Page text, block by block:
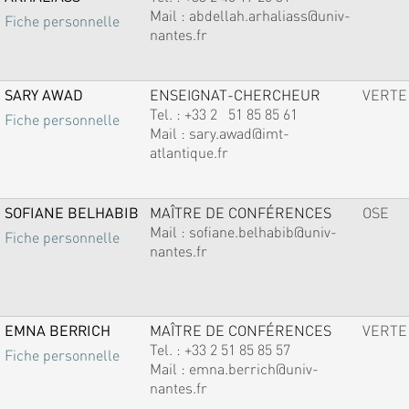
Fiche personnelle
Mail : abdellah.arhaliass@univ-
nantes.fr
SARY AWAD
Fiche personnelle
ENSEIGNAT-CHERCHEUR
Tel. : +33 2 51 85 85 61
Mail : sary.awad@imt-
atlantique.fr
VERTE
SOFIANE BELHABIB
Fiche personnelle
MAÎTRE DE CONFÉRENCES
Mail : sofiane.belhabib@univ-
nantes.fr
OSE
EMNA BERRICH
Fiche personnelle
MAÎTRE DE CONFÉRENCES
Tel. : +33 2 51 85 85 57
Mail : emna.berrich@univ-
nantes.fr
VERTE